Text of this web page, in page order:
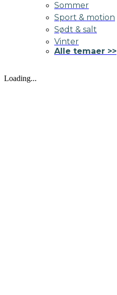
Sommer
Sport & motion
Sødt & salt
Vinter
Alle temaer >>
Loading...